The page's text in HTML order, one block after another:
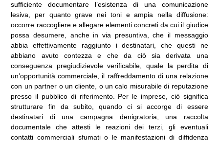
sufficiente documentare l’esistenza di una comunicazione
lesiva, per quanto grave nei toni e ampia nella diffusione:
occorre raccogliere e allegare elementi concreti da cui il giudice
possa desumere, anche in via presuntiva, che il messaggio
abbia effettivamente raggiunto i destinatari, che questi ne
abbiano avuto contezza e che da ciò sia derivata una
conseguenza pregiudizievole verificabile, quale la perdita di
un’opportunità commerciale, il raffreddamento di una relazione
con un partner o un cliente, o un calo misurabile di reputazione
presso il pubblico di riferimento. Per le imprese, ciò significa
strutturare fin da subito, quando ci si accorge di essere
destinatari di una campagna denigratoria, una raccolta
documentale che attesti le reazioni dei terzi, gli eventuali
contatti commerciali sfumati o le manifestazioni di diffidenza